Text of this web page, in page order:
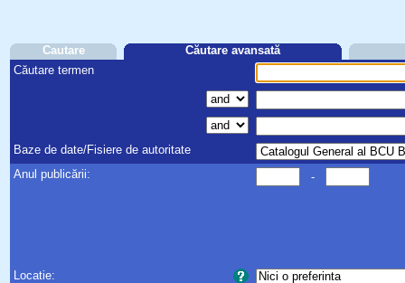
Cautare
Căutare avansată
Căutare termen
Baze de date/Fisiere de autoritate
Anul publicării:
-
Locatie: